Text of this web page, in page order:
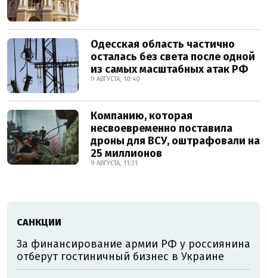
Одесская область частично
осталась без света после одной
из самых масштабных атак РФ
9 АВГУСТА, 10:40
Компанию, которая
несвоевременно поставила
дроны для ВСУ, оштрафовали на
25 миллионов
9 АВГУСТА, 11:31
САНКЦИИ
За финансирование армии РФ у россиянина
отберут гостиничный бизнес в Украине